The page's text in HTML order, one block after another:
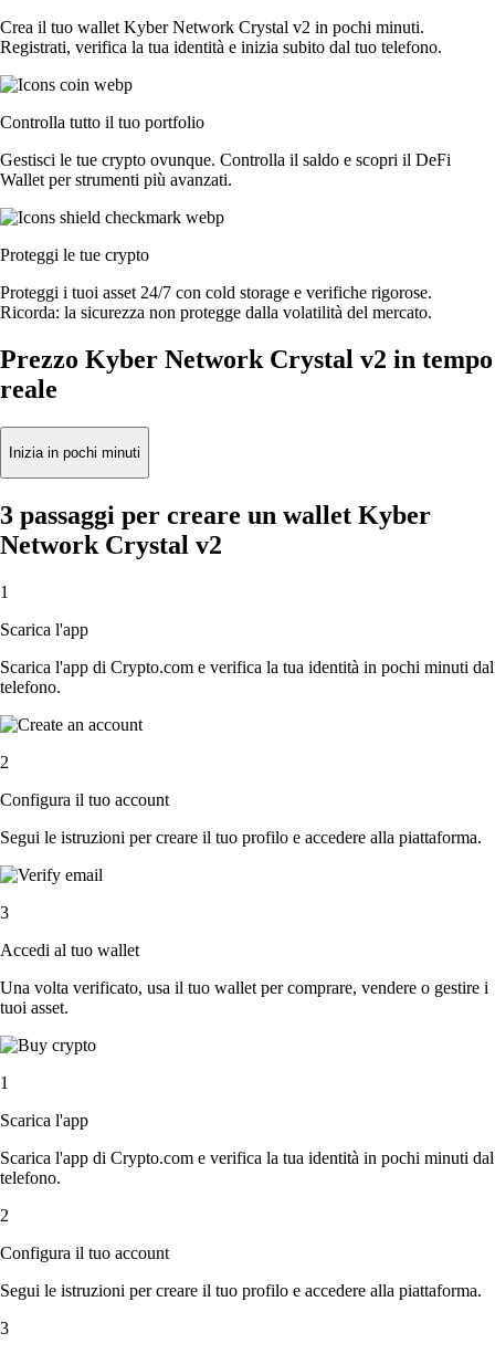
Crea il tuo wallet Kyber Network Crystal v2 in pochi minuti.
Registrati, verifica la tua identità e inizia subito dal tuo telefono.
Controlla tutto il tuo portfolio
Gestisci le tue crypto ovunque. Controlla il saldo e scopri il DeFi
Wallet per strumenti più avanzati.
Proteggi le tue crypto
Proteggi i tuoi asset 24/7 con cold storage e verifiche rigorose.
Ricorda: la sicurezza non protegge dalla volatilità del mercato.
Prezzo Kyber Network Crystal v2 in tempo
reale
Inizia in pochi minuti
3 passaggi per creare un wallet Kyber
Network Crystal v2
1
Scarica l'app
Scarica l'app di Crypto.com e verifica la tua identità in pochi minuti dal
telefono.
2
Configura il tuo account
Segui le istruzioni per creare il tuo profilo e accedere alla piattaforma.
3
Accedi al tuo wallet
Una volta verificato, usa il tuo wallet per comprare, vendere o gestire i
tuoi asset.
1
Scarica l'app
Scarica l'app di Crypto.com e verifica la tua identità in pochi minuti dal
telefono.
2
Configura il tuo account
Segui le istruzioni per creare il tuo profilo e accedere alla piattaforma.
3